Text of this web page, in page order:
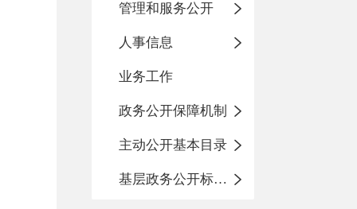
管理和服务公开
人事信息
业务工作
政务公开保障机制
主动公开基本目录
基层政务公开标准化目录